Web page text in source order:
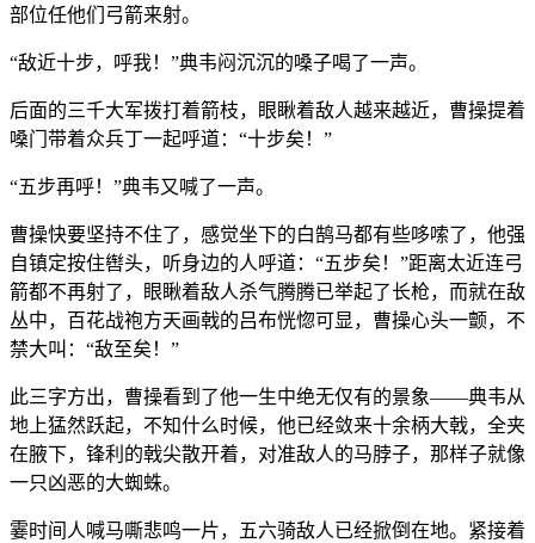
部位任他们弓箭来射。
“敌近十步，呼我！”典韦闷沉沉的嗓子喝了一声。
后面的三千大军拨打着箭枝，眼瞅着敌人越来越近，曹操提着
嗓门带着众兵丁一起呼道：“十步矣！”
“五步再呼！”典韦又喊了一声。
曹操快要坚持不住了，感觉坐下的白鹄马都有些哆嗦了，他强
自镇定按住辔头，听身边的人呼道：“五步矣！”距离太近连弓
箭都不再射了，眼瞅着敌人杀气腾腾已举起了长枪，而就在敌
丛中，百花战袍方天画戟的吕布恍惚可显，曹操心头一颤，不
禁大叫：“敌至矣！”
此三字方出，曹操看到了他一生中绝无仅有的景象——典韦从
地上猛然跃起，不知什么时候，他已经敛来十余柄大戟，全夹
在腋下，锋利的戟尖散开着，对准敌人的马脖子，那样子就像
一只凶恶的大蜘蛛。
霎时间人喊马嘶悲鸣一片，五六骑敌人已经掀倒在地。紧接着